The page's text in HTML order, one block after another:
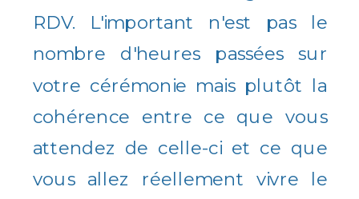
RDV. L'important n'est pas le
nombre d'heures passées sur
votre cérémonie mais plutôt la
cohérence entre ce que vous
attendez de celle-ci et ce que
vous allez réellement vivre le